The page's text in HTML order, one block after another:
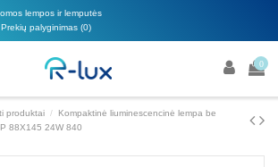
lempos ir lemputės
Prekių palyginimas (0)
0
produktai
Kompaktinė liuminescencinė lempa be
88X145 24W 840